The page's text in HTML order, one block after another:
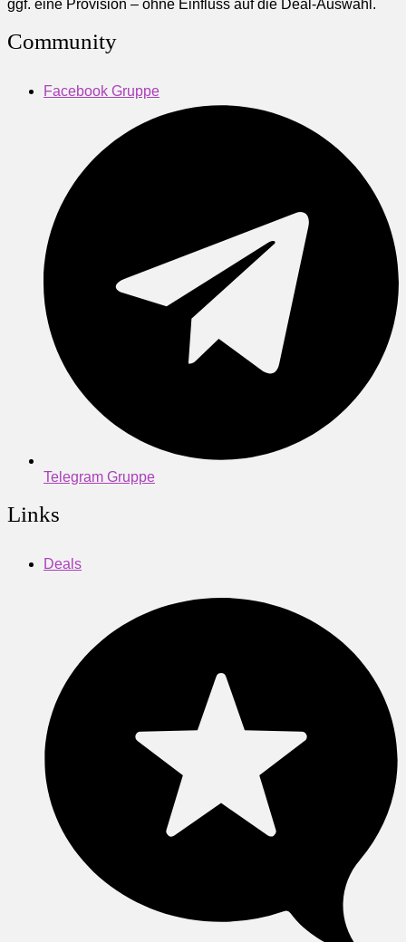
ggf. eine Provision – ohne Einfluss auf die Deal-Auswahl.
Community
Facebook Gruppe
Telegram Gruppe
Links
Deals